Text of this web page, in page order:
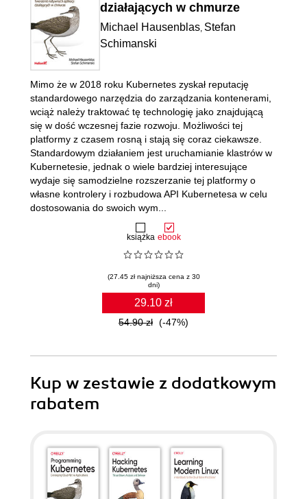
działających w chmurze
Michael Hausenblas, Stefan
Schimanski
książka ebook
(27.45 zł najniższa cena z 30
dni)
29.10 zł
54.90 zł (-47%)
Mimo że w 2018 roku Kubernetes zyskał reputację
standardowego narzędzia do zarządzania kontenerami,
wciąż należy traktować tę technologię jako znajdującą
się w dość wczesnej fazie rozwoju. Możliwości tej
platformy z czasem rosną i stają się coraz ciekawsze.
Standardowym działaniem jest uruchamianie klastrów w
Kubernetesie, jednak o wiele bardziej interesujące
wydaje się samodzielne rozszerzanie tej platformy o
własne kontrolery i rozbudowa API Kubernetesa w celu
dostosowania do swoich wym...
Kup w zestawie z dodatkowym
rabatem